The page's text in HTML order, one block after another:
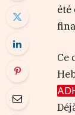
été
Ce